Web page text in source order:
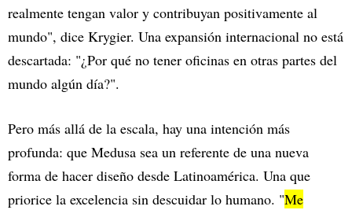
realmente tengan valor y contribuyan positivamente al
mundo", dice Krygier. Una expansión internacional no está
descartada: "¿Por qué no tener oficinas en otras partes del
mundo algún día?".
Pero más allá de la escala, hay una intención más
profunda: que Medusa sea un referente de una nueva
forma de hacer diseño desde Latinoamérica. Una que
priorice la excelencia sin descuidar lo humano. "Me